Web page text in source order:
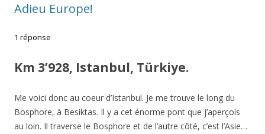
Adieu Europe!
1 réponse
Km 3’928, Istanbul, Türkiye.
Me voici donc au coeur d’Istanbul. Je me trouve le long du
Bosphore, à Besiktas. Il y a cet énorme pont que j’aperçois
au loin. Il traverse le Bosphore et de l’autre côté, c’est l’Asie…